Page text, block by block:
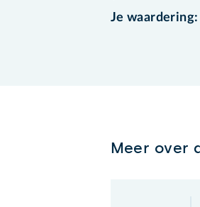
Je waardering:
Meer over